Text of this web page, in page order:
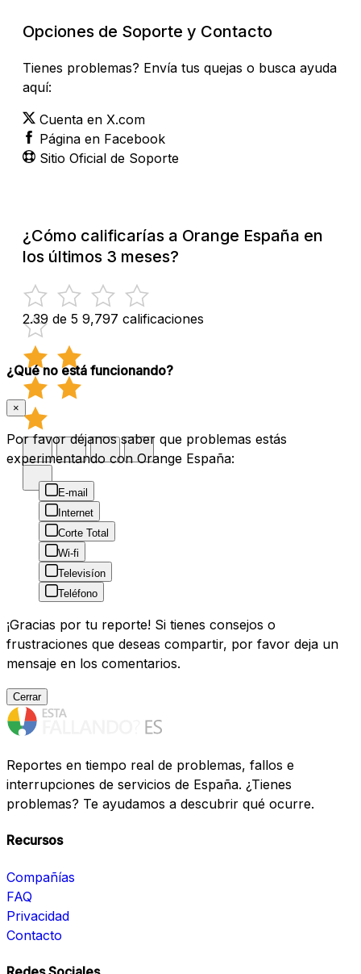
Opciones de Soporte y Contacto
Tienes problemas? Envía tus quejas o busca ayuda
aquí:
Cuenta en X.com
Página en Facebook
Sitio Oficial de Soporte
¿Cómo calificarías a Orange España en
los últimos 3 meses?
2.39 de 5 9,797 calificaciones
¿Qué no está funcionando?
×
Por favor déjanos saber que problemas estás
experimentando con Orange España:
E-mail
Internet
Corte Total
Wi-fi
Televisíon
Teléfono
¡Gracias por tu reporte! Si tienes consejos o
frustraciones que deseas compartir, por favor deja un
mensaje en los comentarios.
Cerrar
Reportes en tiempo real de problemas, fallos e
interrupciones de servicios de España. ¿Tienes
problemas? Te ayudamos a descubrir qué ocurre.
Recursos
Compañías
FAQ
Privacidad
Contacto